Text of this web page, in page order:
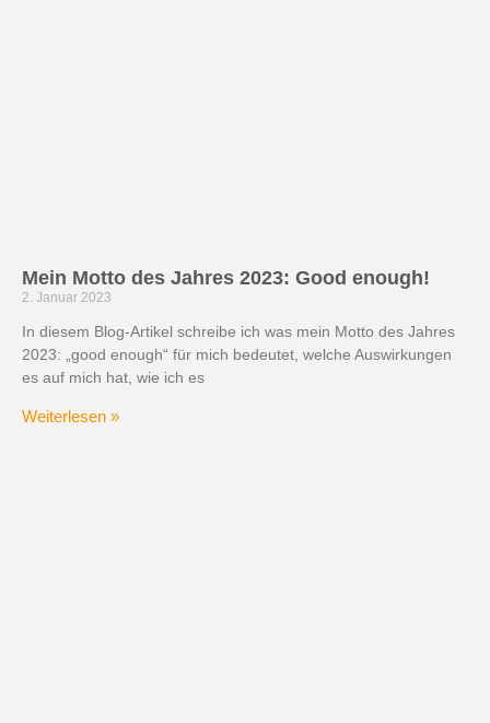
Mein Motto des Jahres 2023: Good enough!
2. Januar 2023
In diesem Blog-Artikel schreibe ich was mein Motto des Jahres
2023: „good enough“ für mich bedeutet, welche Auswirkungen
es auf mich hat, wie ich es
Weiterlesen »